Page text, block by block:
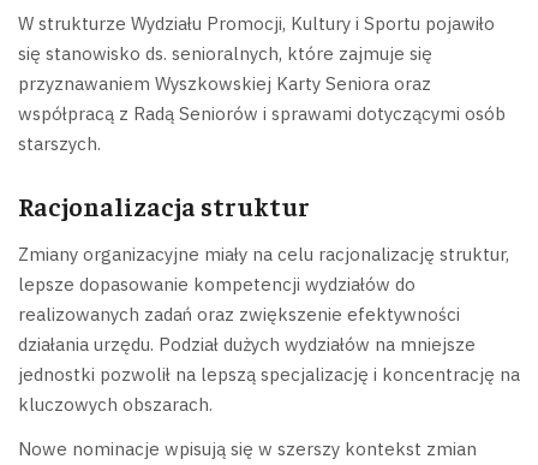
W strukturze Wydziału Promocji, Kultury i Sportu pojawiło
się stanowisko ds. senioralnych, które zajmuje się
przyznawaniem Wyszkowskiej Karty Seniora oraz
współpracą z Radą Seniorów i sprawami dotyczącymi osób
starszych.
Racjonalizacja struktur
Zmiany organizacyjne miały na celu racjonalizację struktur,
lepsze dopasowanie kompetencji wydziałów do
realizowanych zadań oraz zwiększenie efektywności
działania urzędu. Podział dużych wydziałów na mniejsze
jednostki pozwolił na lepszą specjalizację i koncentrację na
kluczowych obszarach.
Nowe nominacje wpisują się w szerszy kontekst zmian